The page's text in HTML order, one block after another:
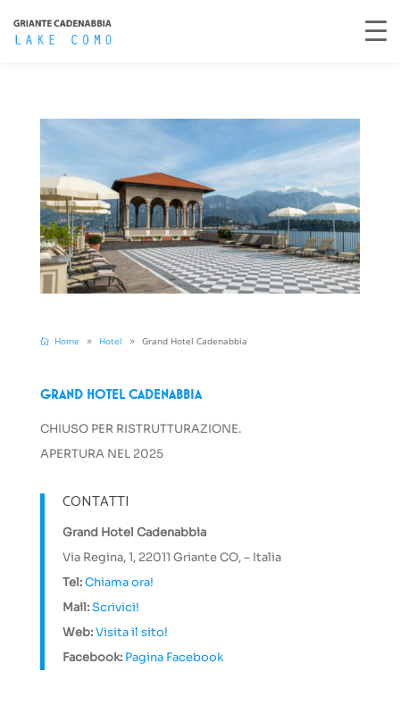
Home Hotel Grand Hotel Cadenabbia
Grand Hotel Cadenabbia
CHIUSO PER RISTRUTTURAZIONE.
APERTURA NEL 2025
CONTATTI
Grand Hotel Cadenabbia
Via Regina, 1, 22011 Griante CO, – Italia
Tel:Chiama ora!
Mail:Scrivici!
Web:Visita il sito!
Facebook: Pagina Facebook